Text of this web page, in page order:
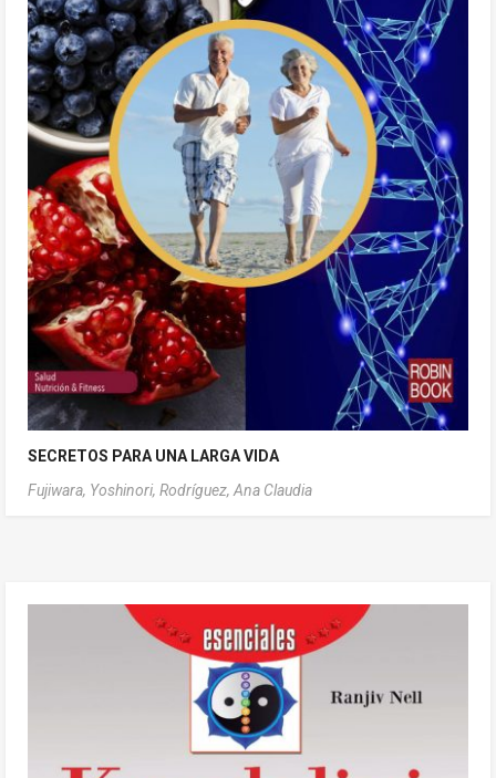
SECRETOS PARA UNA LARGA VIDA
Fujiwara, Yoshinori, Rodríguez, Ana Claudia